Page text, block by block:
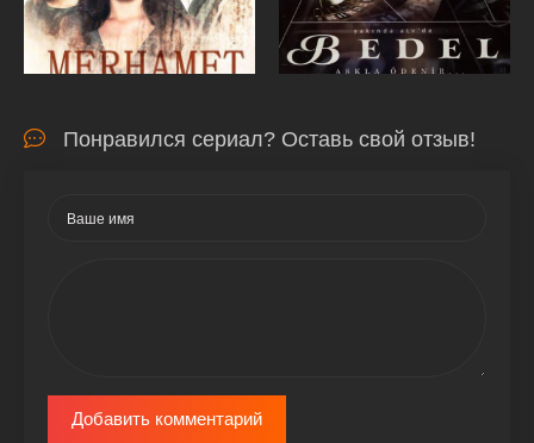
Понравился сериал? Оставь свой отзыв!
Добавить комментарий